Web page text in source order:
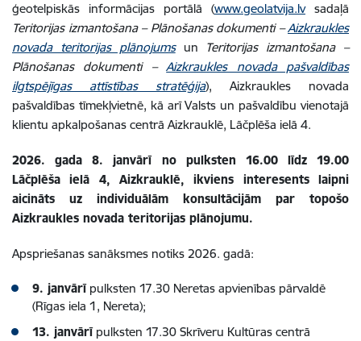
ģeotelpiskās informācijas portālā (www.geolatvija.lvsadaļā
Teritorijas izmantošana – Plānošanas dokumenti –Aizkraukles
novada teritorijas plānojumsun Teritorijas izmantošana –
Plānošanas dokumenti –Aizkraukles novada pašvaldības
ilgtspējīgas attīstības stratēģija), Aizkraukles novada
pašvaldības tīmekļvietnē, kā arī Valsts un pašvaldību vienotajā
klientu apkalpošanas centrā Aizkrauklē, Lāčplēša ielā 4.
2026. gada 8. janvārī no pulksten 16.00 līdz 19.00
Lāčplēša ielā 4, Aizkrauklē, ikviens interesents laipni
aicināts uz individuālām konsultācijām par topošo
Aizkraukles novada teritorijas plānojumu.
Apspriešanas sanāksmes notiks 2026. gadā:
9. janvārīpulksten 17.30 Neretas apvienības pārvaldē
(Rīgas iela 1, Nereta);
13. janvārīpulksten 17.30 Skrīveru Kultūras centrā